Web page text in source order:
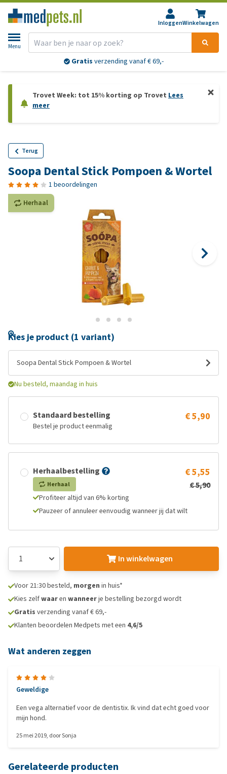
InloggenWinkelwagen
Menu
Gratis verzending vanaf € 69,-
Trovet Week: tot 15% korting op Trovet Lees
meer
Terug
Soopa Dental Stick Pompoen & Wortel
1 beoordelingen
Herhaal
Kies je product (1 variant)
Soopa Dental Stick Pompoen & Wortel
Nu besteld, maandag in huis
Standaard bestelling
Bestel je product eenmalig
€ 5,90
Herhaalbestelling
Herhaal
€ 5,55
€ 5,90
Profiteer altijd van 6% korting
Pauzeer of annuleer eenvoudig wanneer jij dat wilt
In winkelwagen
Voor 21:30 besteld, morgen in huis*
Kies zelfwaaren wanneerje bestelling bezorgd wordt
Gratis verzending vanaf € 69,-
Klanten beoordelen Medpets met een 4,6/5
Wat anderen zeggen
Geweldige
Een vega alternatief voor de dentistix. Ik vind dat echt goed voor
mijn hond.
25 mei 2019, doorSonja
Gerelateerde producten